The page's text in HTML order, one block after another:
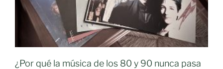
¿Por qué la música de los 80 y 90 nunca pasa